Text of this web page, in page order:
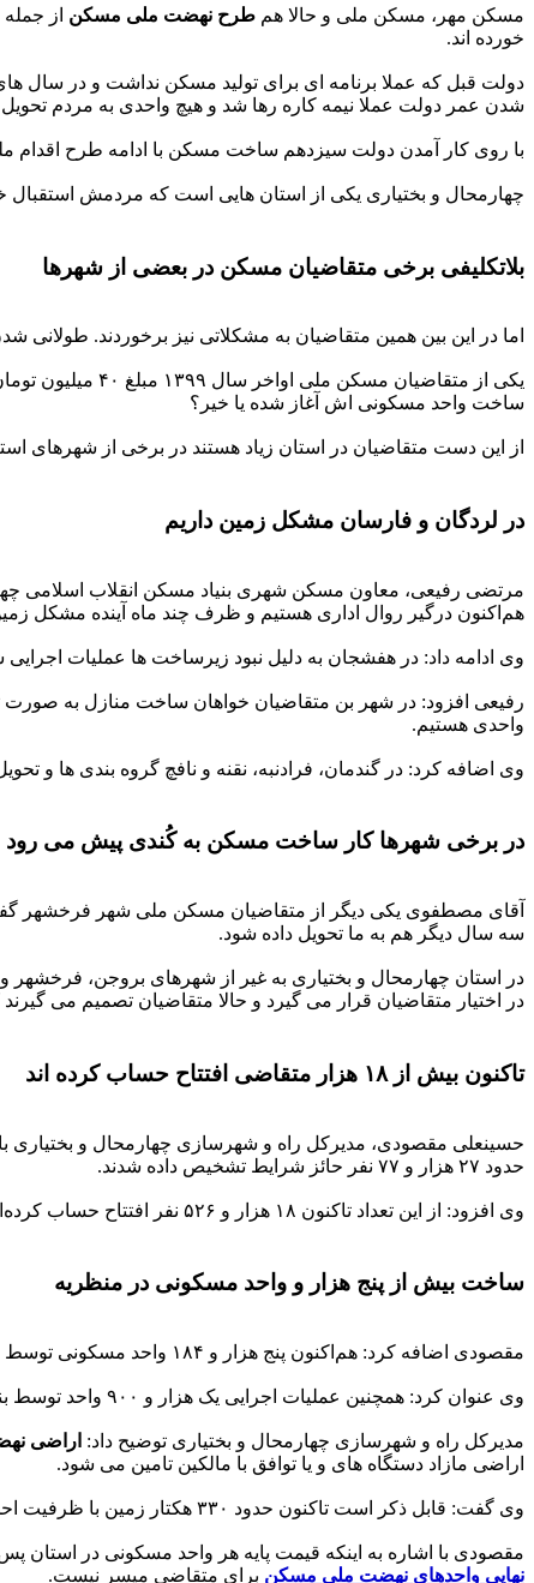
مسکن مهر، مسکن ملی و حالا هم طرح نهضت ملی مسکن
خورده اند.
دولت قبل که عملا برنامه ای برای تولید مسکن نداشت و در سال
شدن عمر دولت عملا نیمه کاره رها شد و هیچ واحدی به مردم
با روی کار آمدن دولت سیزدهم ساخت مسکن با ادامه طرح
چهارمحال و بختیاری یکی از استان هایی است که مردمش
بلاتکلیفی برخی متقاضیان مسکن در بعضی از شهرها
اما در این بین همین متقاضیان به مشکلاتی نیز برخوردند. طولانی
ساخت واحد مسکونی اش آغاز شده یا خیر؟
از این دست متقاضیان در استان زیاد هستند در برخی از
در لردگان و فارسان مشکل زمین داریم
مرتضی رفیعی، معاون مسکن شهری بنیاد مسکن انقلاب اسلامی
هم‌اکنون درگیر روال اداری هستیم و ظرف چند ماه آینده مشکل
وی ادامه داد: در هفشجان به دلیل نبود زیرساخت ها عملیات
واحدی هستیم.
وی اضافه کرد: در گندمان، فرادنبه، نقنه و نافچ گروه بندی ها و
در برخی شهرها کار ساخت مسکن به کُندی پیش می رود
سه سال دیگر هم به ما تحویل داده شود.
در استان چهارمحال و بختیاری به غیر از شهرهای بروجن، فرخشهر
در اختیار متقاضیان قرار می گیرد و حالا متقاضیان تصمیم می
تاکنون بیش از ۱۸ هزار متقاضی افتتاح حساب کرده اند
حدود ۲۷ هزار و ۷۷ نفر حائز شرایط تشخیص داده شدند.
وی افزود: از این تعداد تاکنون ۱۸ هزار و ۵۲۶ نفر افتتاح حساب کرده‌اند و ۱۵ هزار و ۲۷۲ نفر واریز وجه کرده اند.
ساخت بیش از پنج هزار و واحد مسکونی در منظریه
مقصودی اضافه کرد: هم‌اکنون پنج هزار و ۱۸۴ واحد مسکونی توسط اداره‌کل راه و شهرسازی استان در محلات ۳۴ و ۴۰ منظریه شهرکرد در حال ساخت است.
وی عنوان کرد: همچنین عملیات اجرایی یک هزار و ۹۰۰ واحد توسط بنیاد مسکن انقلاب اسلامی و ۴۵۲ واحد توسط ستاد اجرایی فرمان امام در شهرکرد و شهرهای دیگر آغاز شده است.
مدیرکل راه و شهرسازی چهارمحال و بختیاری توضیح داد: اراضی
اراضی مازاد دستگاه های و یا توافق با مالکین تامین می شود.
وی گفت: قابل ذکر است تاکنون حدود ۳۳۰ هکتار زمین با ظرفیت احداث ۲۳ هزار واحد مسکونی در استان تامین و در اختیار کارگزاران و متولیان اجرای طرح قرار گرفته است.
مقصودی با اشاره به اینکه قیمت پایه هر واحد مسکونی در استان
نهایی واحدهای نهضت ملی مسکن برای متقاضی میسر نیست.